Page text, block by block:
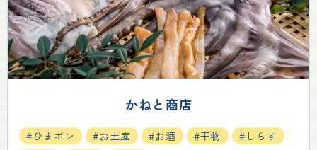
かねと商店
#ひまポン #お土産 #お酒 #干物
#しらす